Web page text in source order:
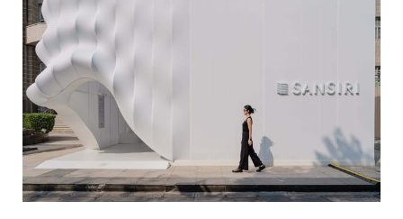
เปิด
ตัว
‘Sansiri
Good
Mood
Pavilion’
ใน
งาน
Bangkok